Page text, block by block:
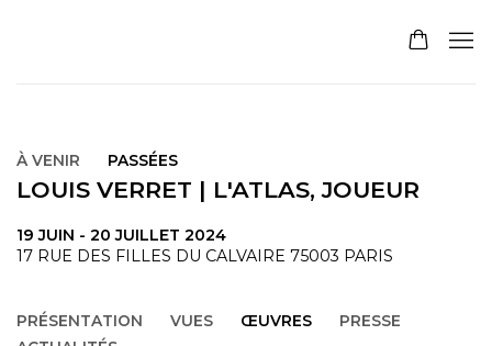
À VENIR PASSÉES
LOUIS VERRET | L'ATLAS, JOUEUR
19 JUIN - 20 JUILLET 2024
17 RUE DES FILLES DU CALVAIRE 75003 PARIS
PRÉSENTATION VUES ŒUVRES
PRESSE